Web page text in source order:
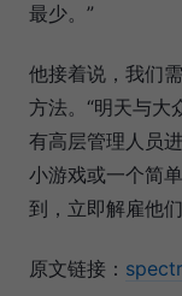
最少。”
他接着说，我们
方法。“明天与大
有高层管理人员
小游戏或一个简
到，立即解雇他
原文链接：